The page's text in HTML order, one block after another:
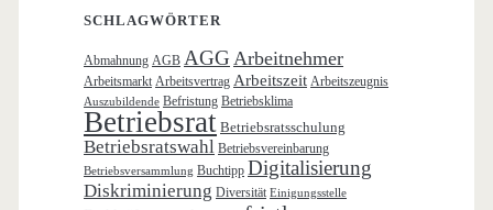
SCHLAGWÖRTER
Abmahnung AGB AGG Arbeitnehmer
Arbeitsmarkt Arbeitsvertrag Arbeitszeit Arbeitszeugnis
Auszubildende Befristung Betriebsklima
Betriebsrat Betriebsratsschulung
Betriebsratswahl Betriebsvereinbarung
Betriebsversammlung Buchtipp Digitalisierung
Diskriminierung Diversität Einigungsstelle